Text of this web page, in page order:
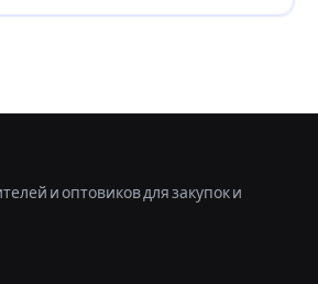
и оптовиков для закупок и